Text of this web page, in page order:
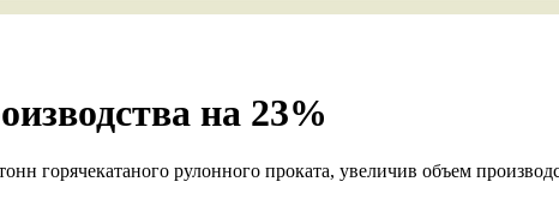
на 23%
горячекатаного рулонного проката, увеличив объем